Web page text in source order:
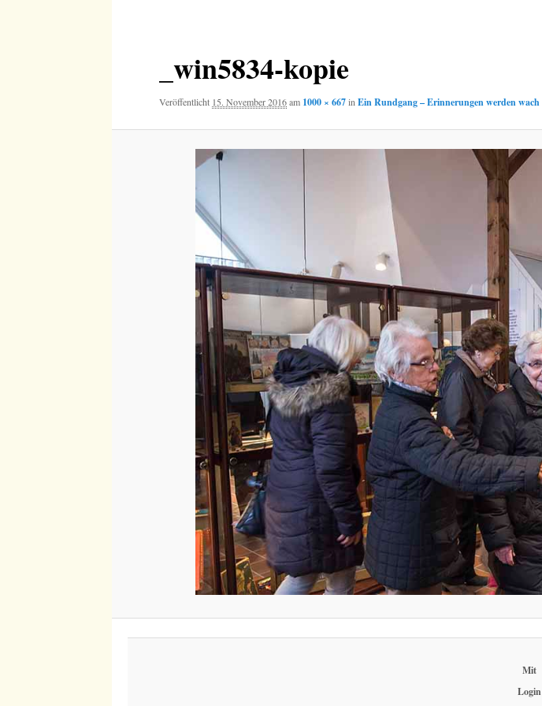
_win5834-kopie
Veröffentlicht 15. November 2016am 1000 × 667inEin Rundgang – Erinnerungen werden wach
Mit
Login